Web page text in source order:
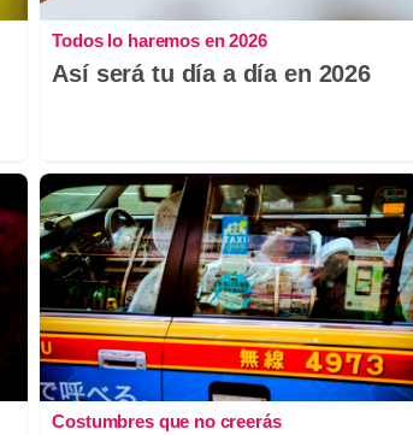
Todos lo haremos en 2026
Así será tu día a día en 2026
Costumbres que no creerás